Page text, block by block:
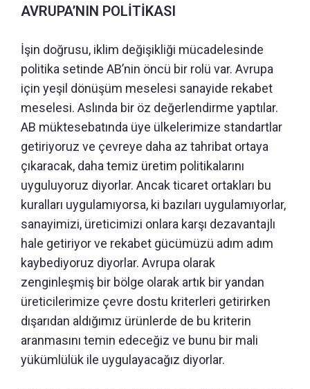
AVRUPA’NIN POLİTİKASI
İşin doğrusu, iklim değişikliği mücadelesinde
politika setinde AB’nin öncü bir rolü var. Avrupa
için yeşil dönüşüm meselesi sanayide rekabet
meselesi. Aslında bir öz değerlendirme yaptılar.
AB müktesebatında üye ülkelerimize standartlar
getiriyoruz ve çevreye daha az tahribat ortaya
çıkaracak, daha temiz üretim politikalarını
uyguluyoruz diyorlar. Ancak ticaret ortakları bu
kuralları uygulamıyorsa, ki bazıları uygulamıyorlar,
sanayimizi, üreticimizi onlara karşı dezavantajlı
hale getiriyor ve rekabet gücümüzü adım adım
kaybediyoruz diyorlar. Avrupa olarak
zenginleşmiş bir bölge olarak artık bir yandan
üreticilerimize çevre dostu kriterleri getirirken
dışarıdan aldığımız ürünlerde de bu kriterin
aranmasını temin edeceğiz ve bunu bir mali
yükümlülük ile uygulayacağız diyorlar.